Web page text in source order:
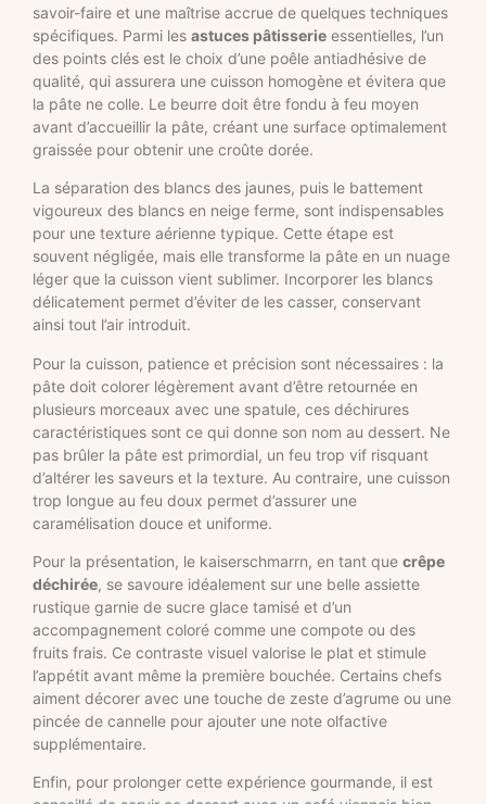
savoir-faire et une maîtrise accrue de quelques techniques
spécifiques. Parmi les astuces pâtisserie essentielles, l’un
des points clés est le choix d’une poêle antiadhésive de
qualité, qui assurera une cuisson homogène et évitera que
la pâte ne colle. Le beurre doit être fondu à feu moyen
avant d’accueillir la pâte, créant une surface optimalement
graissée pour obtenir une croûte dorée.
La séparation des blancs des jaunes, puis le battement
vigoureux des blancs en neige ferme, sont indispensables
pour une texture aérienne typique. Cette étape est
souvent négligée, mais elle transforme la pâte en un nuage
léger que la cuisson vient sublimer. Incorporer les blancs
délicatement permet d’éviter de les casser, conservant
ainsi tout l’air introduit.
Pour la cuisson, patience et précision sont nécessaires : la
pâte doit colorer légèrement avant d’être retournée en
plusieurs morceaux avec une spatule, ces déchirures
caractéristiques sont ce qui donne son nom au dessert. Ne
pas brûler la pâte est primordial, un feu trop vif risquant
d’altérer les saveurs et la texture. Au contraire, une cuisson
trop longue au feu doux permet d’assurer une
caramélisation douce et uniforme.
Pour la présentation, le kaiserschmarrn, en tant que crêpe
déchirée, se savoure idéalement sur une belle assiette
rustique garnie de sucre glace tamisé et d’un
accompagnement coloré comme une compote ou des
fruits frais. Ce contraste visuel valorise le plat et stimule
l’appétit avant même la première bouchée. Certains chefs
aiment décorer avec une touche de zeste d’agrume ou une
pincée de cannelle pour ajouter une note olfactive
supplémentaire.
Enfin, pour prolonger cette expérience gourmande, il est